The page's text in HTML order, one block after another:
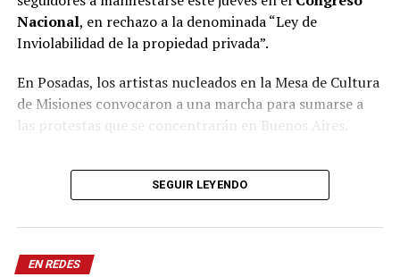
Nacional, en rechazo a la denominada “Ley de
Inviolabilidad de la propiedad privada”.
En Posadas, los artistas nucleados en la Mesa de Cultura
de Misiones convocaron a una marcha para sumarse a
las protestas que se concentrarán en Buenos Aires.
Los cambios y los artículos que
siguen en pie
extranjeros extender sus posibilidades de comprar
SEGUIR LEYENDO
EN REDES